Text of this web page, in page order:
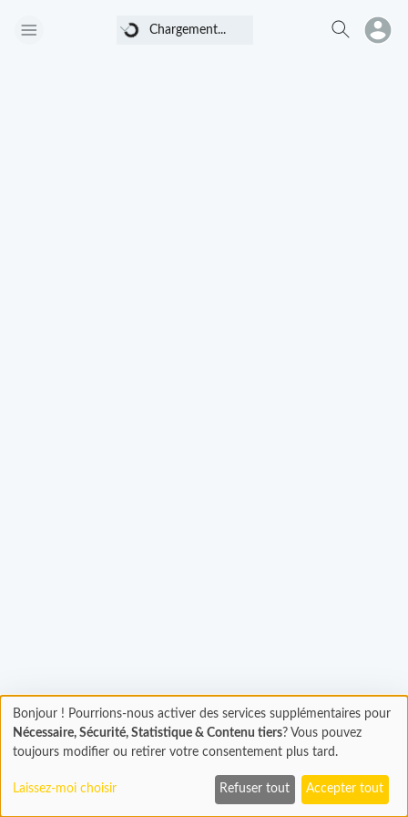
Chargement...
Chargement
En cours...
Bonjour ! Pourrions-nous activer des services supplémentaires pour
Nécessaire, Sécurité, Statistique & Contenu tiers? Vous pouvez
toujours modifier ou retirer votre consentement plus tard.
Laissez-moi choisir Refuser tout Accepter tout